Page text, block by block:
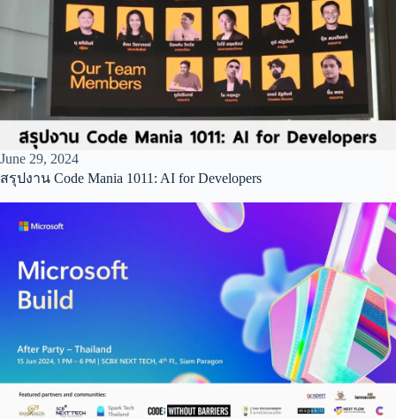
June 29, 2024
สรุปงาน Code Mania 1011: AI for Developers